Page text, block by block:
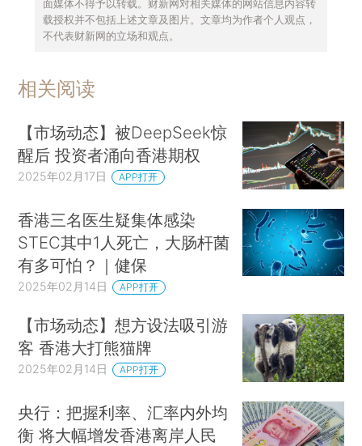
面媒体不得予以转载。财新网对相关媒体的网站信息内容转
载授权并不包括上述文章及图片。文章均为作者个人观点，
不代表财新网的立场和观点。
相关阅读
【市场动态】被DeepSeek惊
醒后 投资者涌向香港期权
2025年02月17日 APP打开
香港三名医生疑集体感染
STEC其中1人死亡，大肠杆菌
有多可怕？｜健保
2025年02月14日 APP打开
【市场动态】想方设法吸引游
客 香港大打熊猫牌
2025年02月14日 APP打开
央行：把握利率、汇率内外均
衡 将大幅增发香港离岸人民